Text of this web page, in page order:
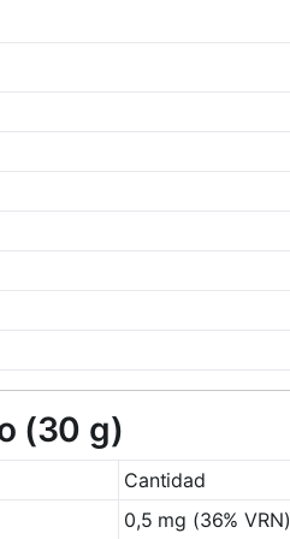
(30 g)
Cantidad
0,5 mg (36% VRN)